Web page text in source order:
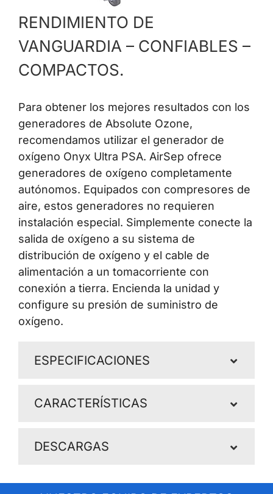
RENDIMIENTO DE
VANGUARDIA – CONFIABLES –
COMPACTOS.
Para obtener los mejores resultados con los
generadores de Absolute Ozone,
recomendamos utilizar el generador de
oxígeno Onyx Ultra PSA. AirSep ofrece
generadores de oxígeno completamente
autónomos. Equipados con compresores de
aire, estos generadores no requieren
instalación especial. Simplemente conecte la
salida de oxígeno a su sistema de
distribución de oxígeno y el cable de
alimentación a un tomacorriente con
conexión a tierra. Encienda la unidad y
configure su presión de suministro de
oxígeno.
ESPECIFICACIONES
CARACTERÍSTICAS
DESCARGAS